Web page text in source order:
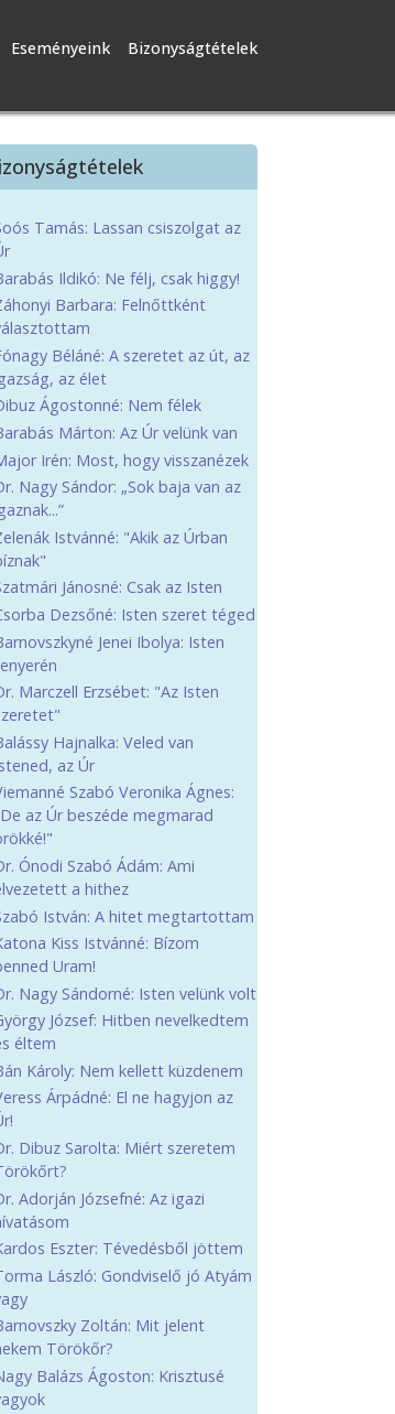
Eseményeink Bizonyságtételek
Tamás: Lassan csiszolgat az
Ildikó: Ne félj, csak higgy!
Barbara: Felnőttként
Béláné: A szeretet az út, az
az élet
Ágostonné: Nem félek
Márton: Az Úr velünk van
Irén: Most, hogy visszanézek
Nagy Sándor: „Sok baja van az
Istvánné: "Akik az Úrban
Jánosné: Csak az Isten
Dezsőné: Isten szeret téged
Jenei Ibolya: Isten
Marczell Erzsébet: "Az Isten
Hajnalka: Veled van
az Úr
Szabó Veronika Ágnes:
az Úr beszéde megmarad
Ónodi Szabó Ádám: Ami
a hithez
István: A hitet megtartottam
Kiss Istvánné: Bízom
Uram!
Nagy Sándorné: Isten velünk volt
József: Hitben nevelkedtem
éltem
Károly: Nem kellett küzdenem
Árpádné: El ne hagyjon az
Dibuz Sarolta: Miért szeretem
Adorján Józsefné: Az igazi
Eszter: Tévedésből jöttem
László: Gondviselő jó Atyám
Zoltán: Mit jelent
Törökőr?
Balázs Ágoston: Krisztusé